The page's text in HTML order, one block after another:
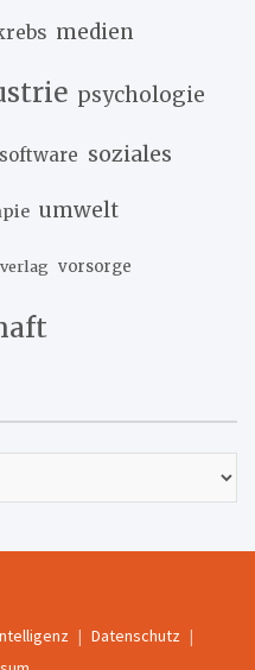
medien
psychologie
software soziales
umwelt
verlag vorsorge
Datenschutz